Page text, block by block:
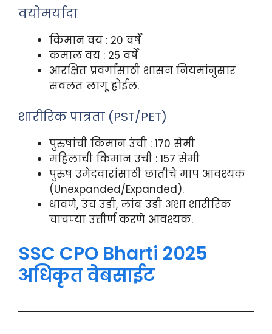
वयोमर्यादा
किमान वय : 20 वर्षे
कमाल वय : 25 वर्षे
आरक्षित प्रवर्गांसाठी शासन नियमांनुसार
सवलत लागू होईल.
शारीरिक पात्रता (PST/PET)
पुरुषांची किमान उंची : 170 सेमी
महिलांची किमान उंची : 157 सेमी
पुरुष उमेदवारांसाठी छातीचे माप आवश्यक
(Unexpanded/Expanded).
धावणे, उंच उडी, लांब उडी अशा शारीरिक
चाचण्या उत्तीर्ण करणे आवश्यक.
SSC CPO Bharti 2025
अधिकृत वेबसाईट